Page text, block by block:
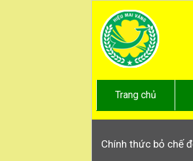
Trang chủ
Chính thức bỏ chế